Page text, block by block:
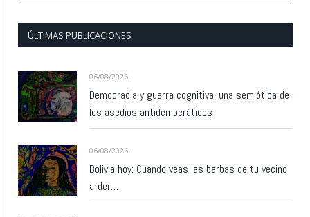
ÚLTIMAS PUBLICACIONES
06/08/2026
Democracia y guerra cognitiva: una semiótica de
los asedios antidemocráticos
06/08/2026
Bolivia hoy: Cuando veas las barbas de tu vecino
arder…